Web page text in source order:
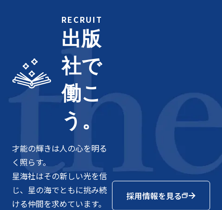
RECRUIT
出版
社で
働こ
う。
才能の輝きは人の心を明る
く照らす。
星海社はその新しい光を信
じ、星の海でともに挑み続
ける仲間を求めています。
採用情報を見る